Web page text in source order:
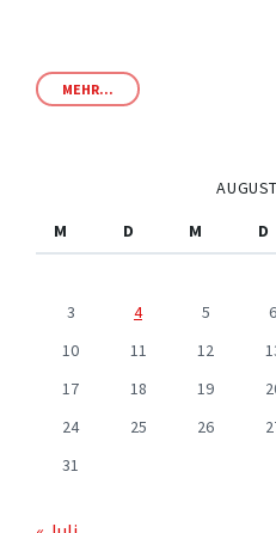
MEHR...
M
D M D
3
4 5 6
10
11 12
17
18 19
24
25 26
31